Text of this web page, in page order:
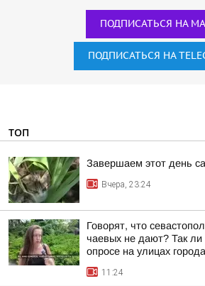
ПОДПИСАТЬСЯ НА
ПОДПИСАТЬСЯ НА
ТОП
Завершаем этот день
Вчера, 23:24
Говорят, что
чаевых не дают? Так ли
опросе на улицах города
11:24